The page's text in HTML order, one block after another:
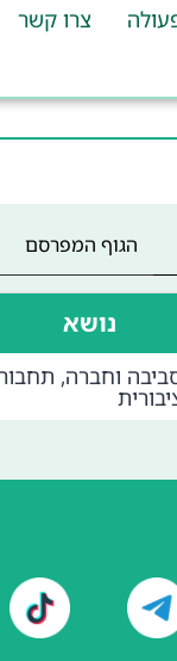
צרו קשר
הגוף המפרסם
נושא
וחברה,